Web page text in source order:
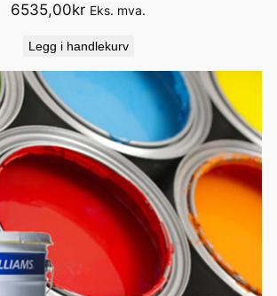
6535,00kr Eks. mva.
Legg i handlekurv